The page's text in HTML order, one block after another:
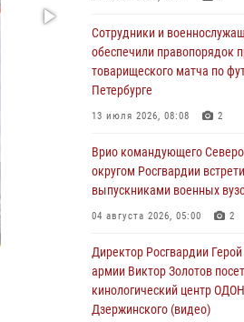
В Курске росгвардейцы
митинге, посвященном
вторжения ВСУ на
06 августа 2026, 11:56
задержал правонарушителя,
подростку травматическим
06 августа 2026, 11:33 1
ликвидирована крупная
06 августа 2026, 11:27
В Москве росгвардейцы
Сотрудники и
обеспечили правопорядок
товарищеского матча по
Петербурге
13 июля 2026, 08:08 2
Врио командующего
округом Росгвардии
выпускниками военных
04 августа 2026, 05:00 2
Директор Росгвардии
армии Виктор Золотов
кинологический центр
Дзержинского (видео)